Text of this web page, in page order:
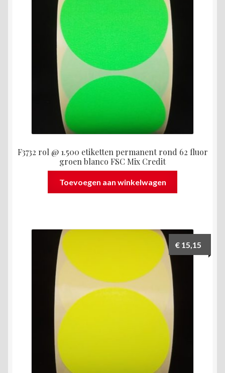
F3732 rol @ 1.500 etiketten permanent rond 62 fluor
groen blanco FSC Mix Credit
Toevoegen aan winkelwagen
€ 15,15